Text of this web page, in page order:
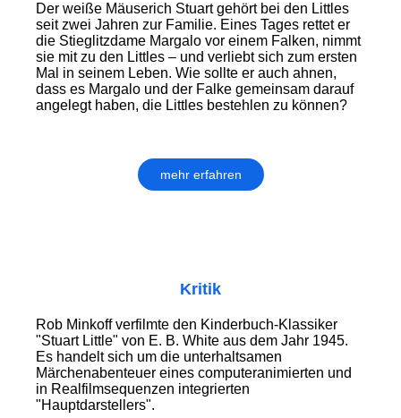
Der weiße Mäuserich Stuart gehört bei den Littles
seit zwei Jahren zur Familie. Eines Tages rettet er
die Stieglitzdame Margalo vor einem Falken, nimmt
sie mit zu den Littles – und verliebt sich zum ersten
Mal in seinem Leben. Wie sollte er auch ahnen,
dass es Margalo und der Falke gemeinsam darauf
angelegt haben, die Littles bestehlen zu können?
mehr erfahren
Kritik
Rob Minkoff verfilmte den Kinderbuch-Klassiker
"Stuart Little" von E. B. White aus dem Jahr 1945.
Es handelt sich um die unterhaltsamen
Märchenabenteuer eines computeranimierten und
in Realfilmsequenzen integrierten
"Hauptdarstellers".